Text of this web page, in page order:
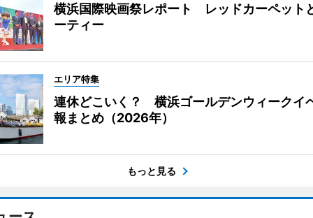
横浜国際映画祭レポート レッドカーペット
ーティー
エリア特集
連休どこいく？ 横浜ゴールデンウィークイ
報まとめ（2026年）
もっと見る